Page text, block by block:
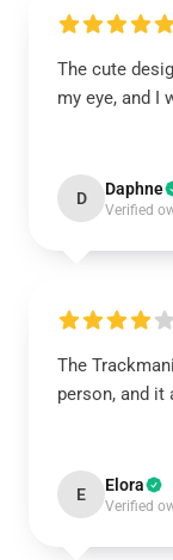
The cute
my eye, and I
D Daphne
Verified
The
person, and it
E Elora
Verified